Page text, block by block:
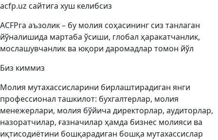
acfp.uz сайтига хуш келибсиз
ACFPга аъзолик – бу молия соҳасининг сиз танлаган
йўналишида мартаба ўсиши, глобал ҳаракатчанлик,
мослашувчанлик ва юқори даромадлар томон йўл
Биз киммиз
Молия мутахассисларини бирлаштирадиган янги
профессионал ташкилот: бухгалтерлар, молия
менежерлари, молия бўйича директорлар, аудиторлар,
назоратчилар, ғазначилар ҳамда бизнес молияси ва
иқтисодиётини бошқарадиган бошқа мутахассислар